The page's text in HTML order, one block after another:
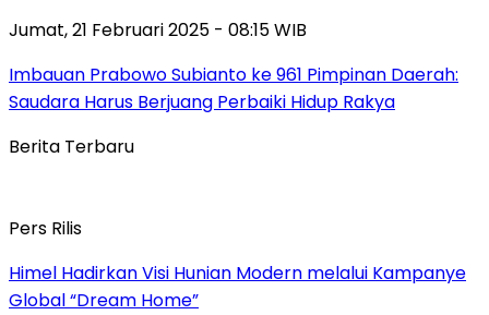
Jumat, 21 Februari 2025 - 08:15 WIB
Imbauan Prabowo Subianto ke 961 Pimpinan Daerah:
Saudara Harus Berjuang Perbaiki Hidup Rakya
Berita Terbaru
Pers Rilis
Himel Hadirkan Visi Hunian Modern melalui Kampanye
Global “Dream Home”